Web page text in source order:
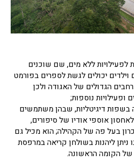
לפעילויות ללא מים, שם שוכנים
וילדים יכולים לגשת לספרים בפורמט
הגדולים של האגודה ולכן
נוספות;
דיגיטליות, שבהן משתמשים
אוספי אודיו של סיפורים,
בעל פה של הקהילה; הוא מכיל גם
ניתן ליהנות בשולחן קריאה במרפסת
הקומה הראשונה.